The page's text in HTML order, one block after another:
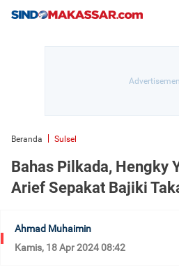
Beranda Sulsel
Bahas Pilkada, Hengky
Arief Sepakat Bajiki
Ahmad Muhaimin
Kamis, 18 Apr 2024 08:42